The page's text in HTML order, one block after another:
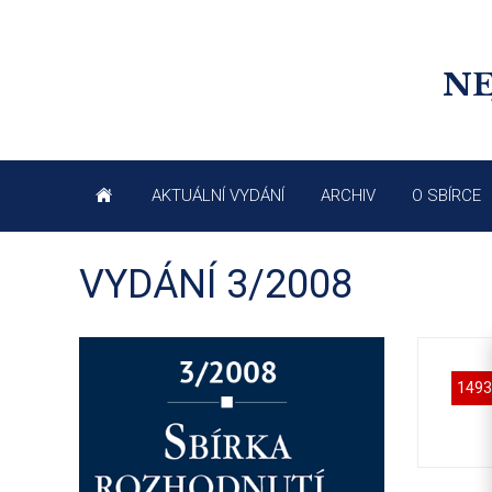
AKTUÁLNÍ VYDÁNÍ ARCHIV O SBÍRCE
VYDÁNÍ 3/2008